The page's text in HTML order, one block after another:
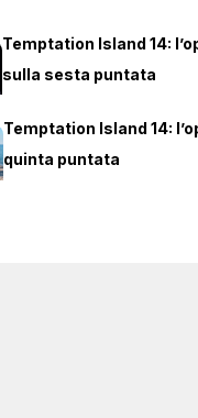
Temptation Island 14:
sulla sesta puntata
Temptation Island 14:
quinta puntata